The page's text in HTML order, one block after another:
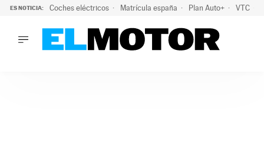
ES NOTICIA: Coches eléctricos Matrícula españa Plan Auto+ VTC